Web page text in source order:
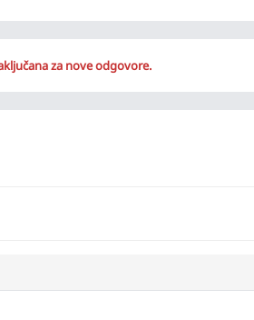
za nove odgovore.